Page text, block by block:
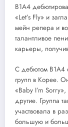
B1A4
«Let’s Fly» и
мейн репера и
талантливое
карьеры,
С дебютом B1A4
групп в Корее.
«Baby I’m
другие. Группа
участвовала в
большую и